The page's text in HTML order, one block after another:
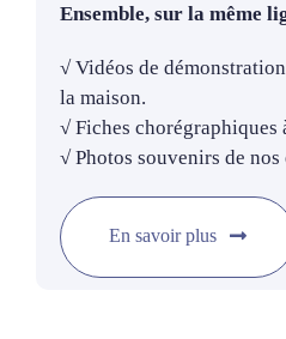
Ensemble, sur la même
√ Vidéos de
la maison.
√ Fiches chorégraphiques
√ Photos souvenirs de nos
En savoir plus